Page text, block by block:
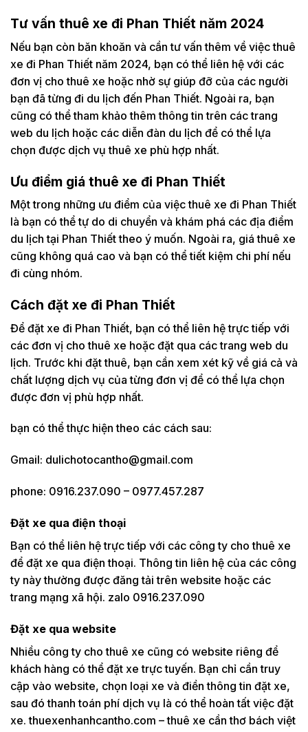
Tư vấn thuê xe đi Phan Thiết năm 2024
Nếu bạn còn băn khoăn và cần tư vấn thêm về việc thuê
xe đi Phan Thiết năm 2024, bạn có thể liên hệ với các
đơn vị cho thuê xe hoặc nhờ sự giúp đỡ của các người
bạn đã từng đi du lịch đến Phan Thiết. Ngoài ra, bạn
cũng có thể tham khảo thêm thông tin trên các trang
web du lịch hoặc các diễn đàn du lịch để có thể lựa
chọn được dịch vụ thuê xe phù hợp nhất.
Ưu điểm giá thuê xe đi Phan Thiết
Một trong những ưu điểm của việc thuê xe đi Phan Thiết
là bạn có thể tự do di chuyển và khám phá các địa điểm
du lịch tại Phan Thiết theo ý muốn. Ngoài ra, giá thuê xe
cũng không quá cao và bạn có thể tiết kiệm chi phí nếu
đi cùng nhóm.
Cách đặt xe đi Phan Thiết
Để đặt xe đi Phan Thiết, bạn có thể liên hệ trực tiếp với
các đơn vị cho thuê xe hoặc đặt qua các trang web du
lịch. Trước khi đặt thuê, bạn cần xem xét kỹ về giá cả và
chất lượng dịch vụ của từng đơn vị để có thể lựa chọn
được đơn vị phù hợp nhất.
bạn có thể thực hiện theo các cách sau:
Gmail: dulichotocantho@gmail.com
phone: 0916.237.090 – 0977.457.287
Đặt xe qua điện thoại
Bạn có thể liên hệ trực tiếp với các công ty cho thuê xe
để đặt xe qua điện thoại. Thông tin liên hệ của các công
ty này thường được đăng tải trên website hoặc các
trang mạng xã hội. zalo 0916.237.090
Đặt xe qua website
Nhiều công ty cho thuê xe cũng có website riêng để
khách hàng có thể đặt xe trực tuyến. Bạn chỉ cần truy
cập vào website, chọn loại xe và điền thông tin đặt xe,
sau đó thanh toán phí dịch vụ là có thể hoàn tất việc đặt
xe. thuexenhanhcantho.com – thuê xe cần thơ bách việt